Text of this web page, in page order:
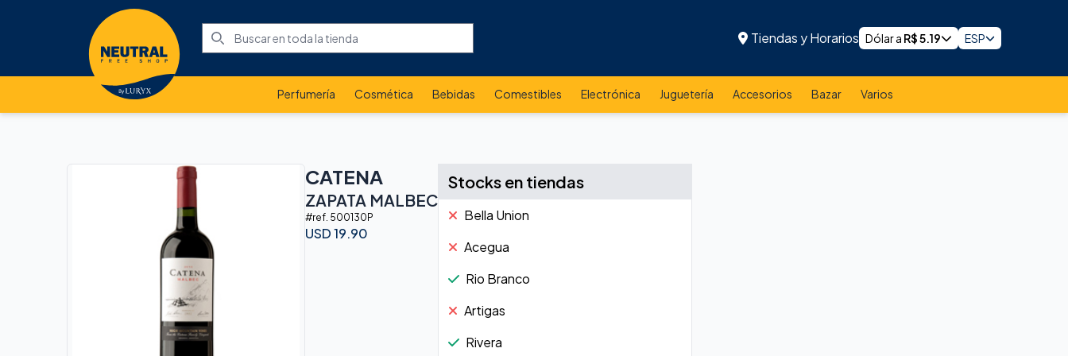
Tiendas y Horarios Dólar a R$5.19 ESP
Perfumería Cosmética Bebidas Comestibles Electrónica Juguetería Accesorios Bazar Varios
CATENA
ZAPATA MALBEC
#ref. 500130P
USD19.90
Stocks en tiendas
Bella Union
Acegua
Rio Branco
Artigas
Rivera